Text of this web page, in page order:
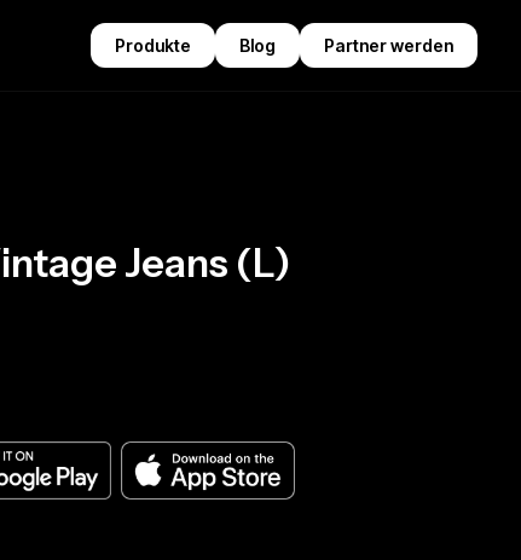
Produkte Blog Partner werden
Jeans (L)